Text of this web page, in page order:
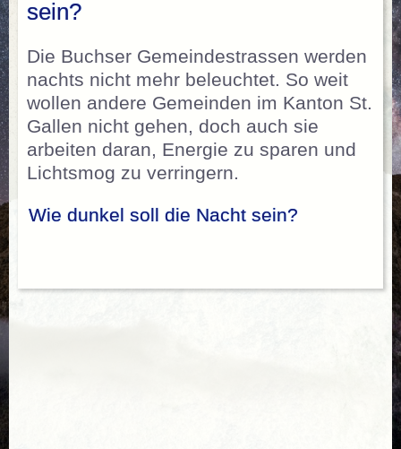
sein?
Die Buchser Gemeindestrassen werden
nachts nicht mehr beleuchtet. So weit
wollen andere Gemeinden im Kanton St.
Gallen nicht gehen, doch auch sie
arbeiten daran, Energie zu sparen und
Lichtsmog zu verringern.
Wie dunkel soll die Nacht sein?